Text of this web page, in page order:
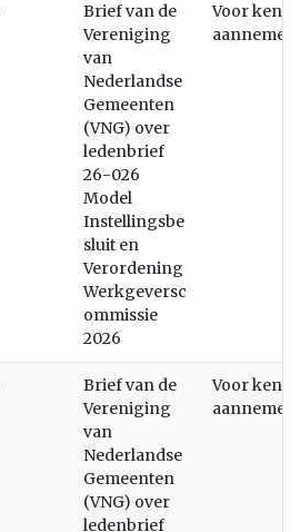
Brief van de
Vereniging
van
Nederlandse
Gemeenten
(VNG) over
ledenbrief
26-026
Model
Instellingsbe
sluit en
Verordening
Werkgeversc
ommissie
2026
Voor
aannemen
Brief van de
Vereniging
van
Nederlandse
Gemeenten
(VNG) over
ledenbrief
Voor
aannemen